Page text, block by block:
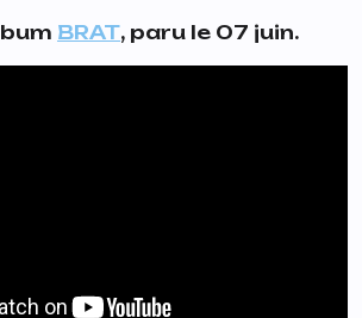
BRAT, paru le 07 juin.